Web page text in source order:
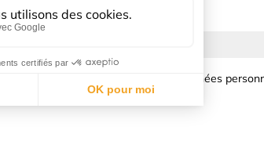
Données